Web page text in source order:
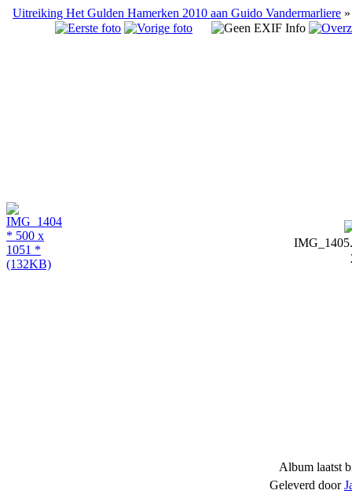
Uitreiking Het Gulden Hamerken 2010 aan Guido Vandermarliere
Album laatst
Geleverd door